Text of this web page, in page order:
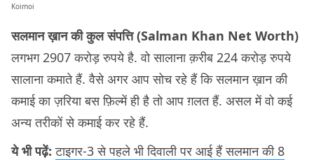
Koimoi
सलमान ख़ान की कुल संपत्ति (Salman Khan Net Worth)
लगभग 2907 करोड़ रुपये है. वो सालाना क़रीब 224 करोड़ रुपये
सालाना कमाते हैं. वैसे अगर आप सोच रहे हैं कि सलमान ख़ान की
कमाई का ज़रिया बस फ़िल्में ही है तो आप ग़लत हैं. असल में वो कई
अन्य तरीकों से कमाई कर रहे हैं.
ये भी पढ़ें: टाइगर-3 से पहले भी दिवाली पर आई हैं सलमान की 8